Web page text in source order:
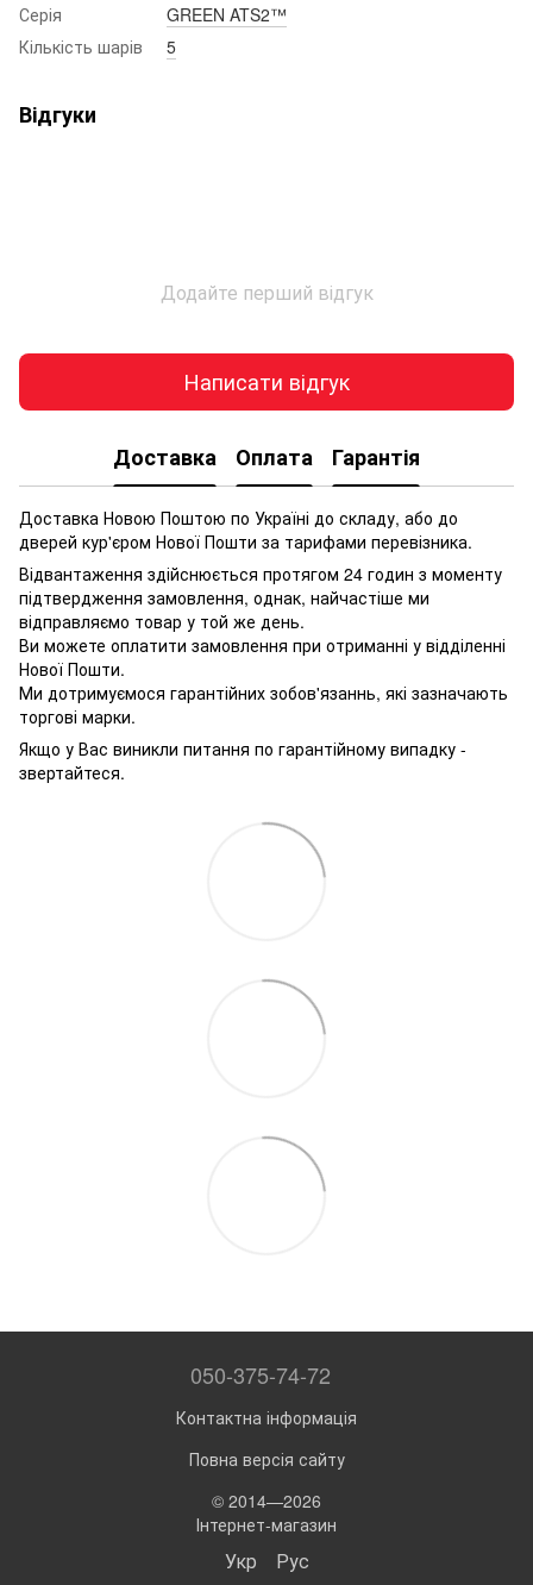
Серія
GREEN ATS2™
Кількість шарів
5
Відгуки
Додайте перший відгук
Написати відгук
Доставка Оплата Гарантія
Доставка Новою Поштою по Україні до складу, або до
дверей кур'єром Нової Пошти за тарифами перевізника.
Відвантаження здійснюється протягом 24 годин з моменту
підтвердження замовлення, однак, найчастіше ми
відправляємо товар у той же день.
Ви можете оплатити замовлення при отриманні у відділенні
Нової Пошти.
Ми дотримуємося гарантійних зобов'язаннь, які зазначають
торгові марки.
Якщо у Вас виникли питання по гарантійному випадку -
звертайтеся.
050-375-74-72
Контактна інформація
Повна версія сайту
© 2014—2026
Інтернет-магазин
Укр Рус